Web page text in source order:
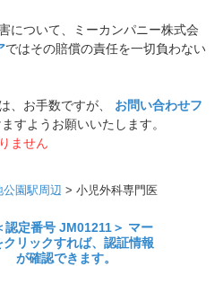
について、ミーカンパニー株式会
ではその賠償の責任を一切負わない
、お手数ですが、 お問い合わせフ
すようお願いいたします。
ません
公園駅周辺 > 小児外科専門医